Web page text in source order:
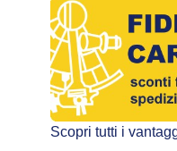
Scopri tutti i